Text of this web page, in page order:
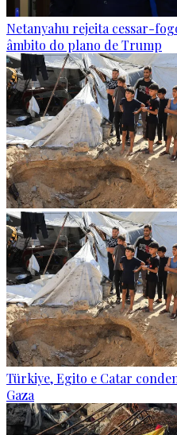
Netanyahu rejeita cessar-
âmbito do plano de Trump
Türkiye, Egito e Catar
Gaza